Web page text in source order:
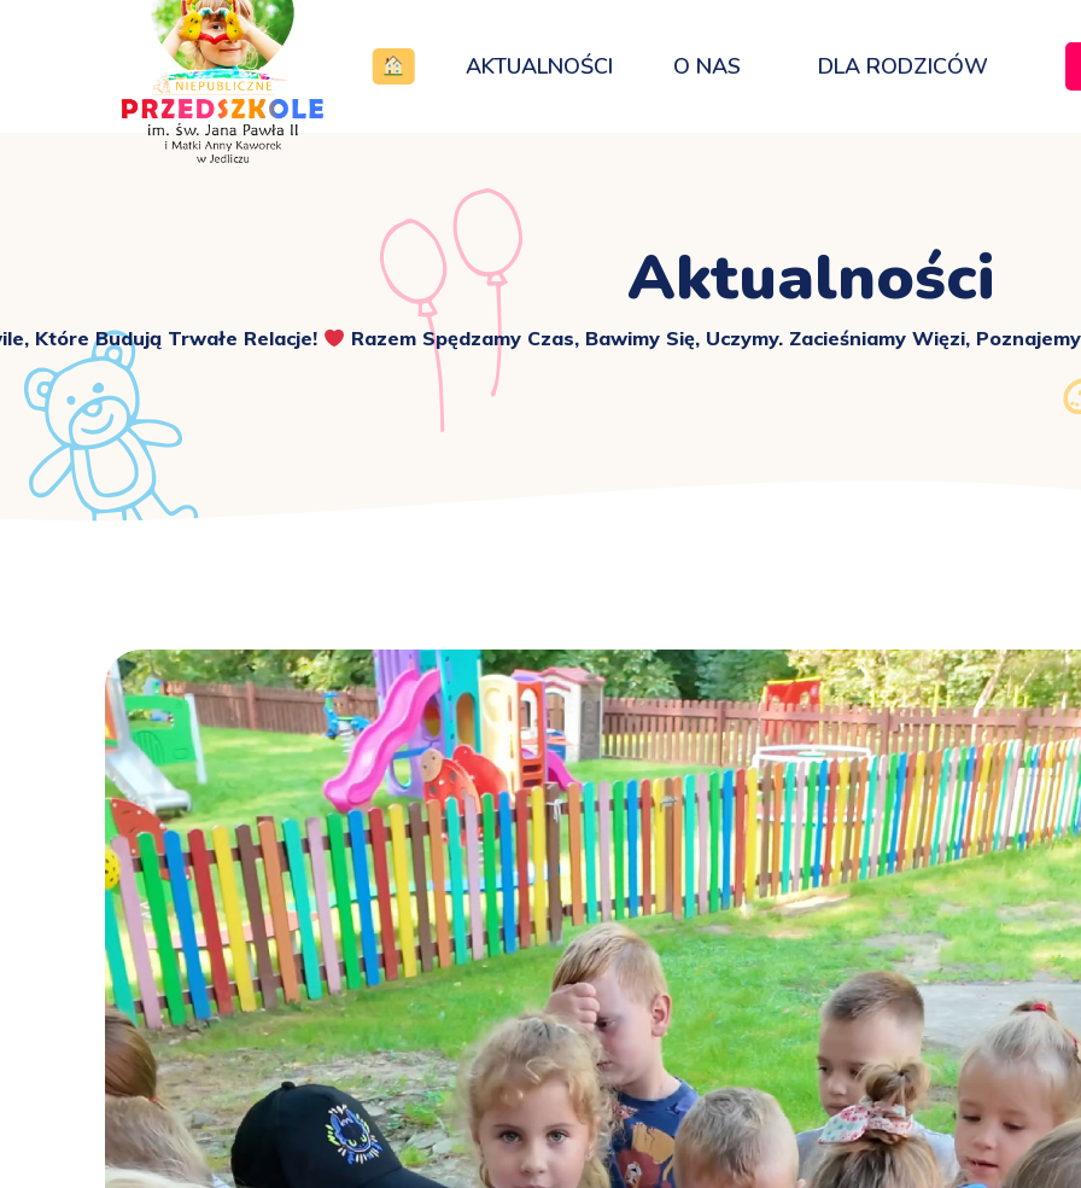
AKTUALNOŚCI O NAS DLA RODZICÓW
Aktualności
Które Budują Trwałe Relacje! Razem Spędzamy Czas, Bawimy Się, Uczymy. Zacieśniamy Więzi,